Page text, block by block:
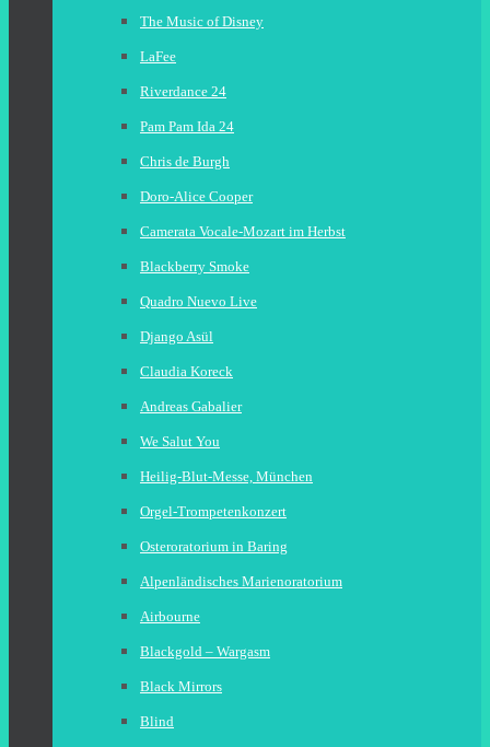
The Music of Disney
LaFee
Riverdance 24
Pam Pam Ida 24
Chris de Burgh
Doro-Alice Cooper
Camerata Vocale-Mozart im Herbst
Blackberry Smoke
Quadro Nuevo Live
Django Asül
Claudia Koreck
Andreas Gabalier
We Salut You
Heilig-Blut-Messe, München
Orgel-Trompetenkonzert
Osteroratorium in Baring
Alpenländisches Marienoratorium
Airbourne
Blackgold – Wargasm
Black Mirrors
Blind